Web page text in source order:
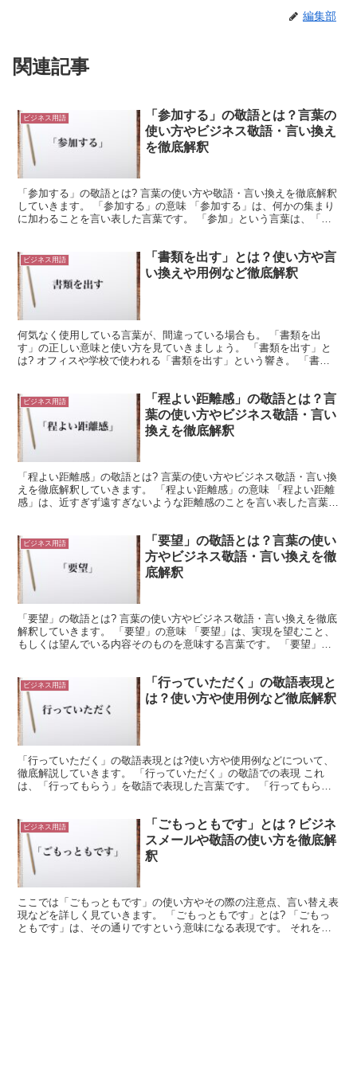
編集部
関連記事
ビジネス用語
「参加する」の敬語とは？言葉の
使い方やビジネス敬語・言い換え
を徹底解釈
「参加する」の敬語とは? 言葉の使い方や敬語・言い換えを徹底解釈
していきます。 「参加する」の意味 「参加する」は、何かの集まり
に加わることを言い表した言葉です。 「参加」という言葉は、「参
ビジネス用語
「書類を出す」とは？使い方や言
い換えや用例など徹底解釈
何気なく使用している言葉が、間違っている場合も。 「書類を出
す」の正しい意味と使い方を見ていきましょう。 「書類を出す」と
は? オフィスや学校で使われる「書類を出す」という響き。 「書
ビジネス用語
「程よい距離感」の敬語とは？言
葉の使い方やビジネス敬語・言い
換えを徹底解釈
「程よい距離感」の敬語とは? 言葉の使い方やビジネス敬語・言い換
えを徹底解釈していきます。 「程よい距離感」の意味 「程よい距離
感」は、近すぎず遠すぎないような距離感のことを言い表した言葉で
ビジネス用語
「要望」の敬語とは？言葉の使い
方やビジネス敬語・言い換えを徹
底解釈
「要望」の敬語とは? 言葉の使い方やビジネス敬語・言い換えを徹底
解釈していきます。 「要望」の意味 「要望」は、実現を望むこと、
もしくは望んでいる内容そのものを意味する言葉です。 「要望」
ビジネス用語
「行っていただく」の敬語表現と
は？使い方や使用例など徹底解釈
「行っていただく」の敬語表現とは?使い方や使用例などについて、
徹底解説していきます。 「行っていただく」の敬語での表現 これ
は、「行ってもらう」を敬語で表現した言葉です。 「行ってもら
ビジネス用語
「ごもっともです」とは？ビジネ
スメールや敬語の使い方を徹底解
釈
ここでは「ごもっともです」の使い方やその際の注意点、言い替え表
現などを詳しく見ていきます。 「ごもっともです」とは? 「ごもっ
ともです」は、その通りですという意味になる表現です。 それを丁